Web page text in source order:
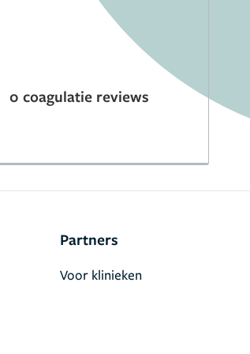
0 coagulatie reviews
Partners
Voor klinieken